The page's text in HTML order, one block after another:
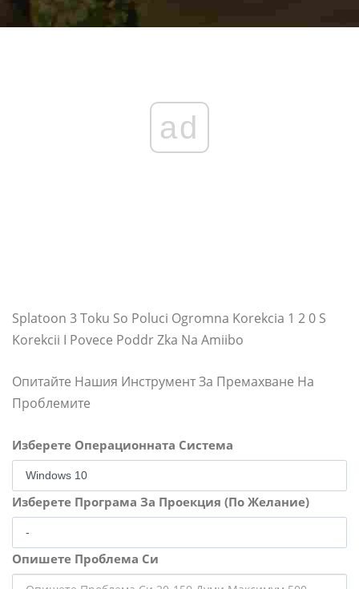
ad
Splatoon 3 Toku So Poluci Ogromna Korekcia 1 2 0 S
Korekcii I Povece Poddr Zka Na Amiibo
Опитайте Нашия Инструмент За Премахване На
Проблемите
Изберете Операционната Система
Изберете Програма За Проекция (По Желание)
Опишете Проблема Си